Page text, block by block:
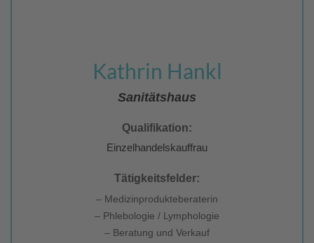
Kathrin Hankl
Sanitätshaus
Qualifikation:
Einzelhandelskauffrau
Tätigkeitsfelder:
– Medizinprodukteberaterin
– Phlebologie / Lymphologie
– Beratung und Verkauf